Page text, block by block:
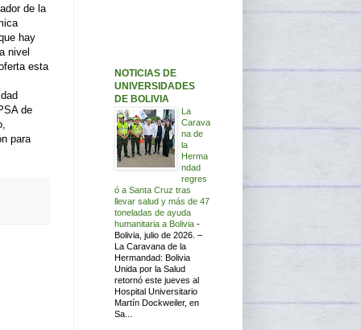
de la
hay
nivel
esta
de
para
NOTICIAS DE
UNIVERSIDADES
DE BOLIVIA
La
Carava
na de
la
Herma
ndad
regres
ó a Santa Cruz tras
llevar salud y más de 47
toneladas de ayuda
humanitaria a Bolivia -
Bolivia, julio de 2026. –
La Caravana de la
Hermandad: Bolivia
Unida por la Salud
retornó este jueves al
Hospital Universitario
Martín Dockweiler, en
Sa...